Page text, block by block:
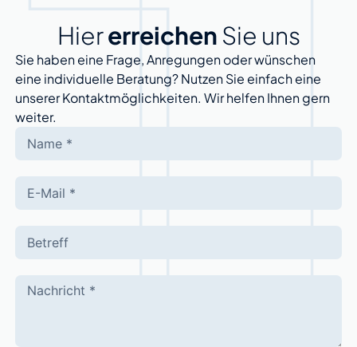
Hiererreichen Sie uns
Sie haben eine Frage, Anregungen oder wünschen
eine individuelle Beratung? Nutzen Sie einfach eine
unserer Kontaktmöglichkeiten. Wir helfen Ihnen gern
weiter.